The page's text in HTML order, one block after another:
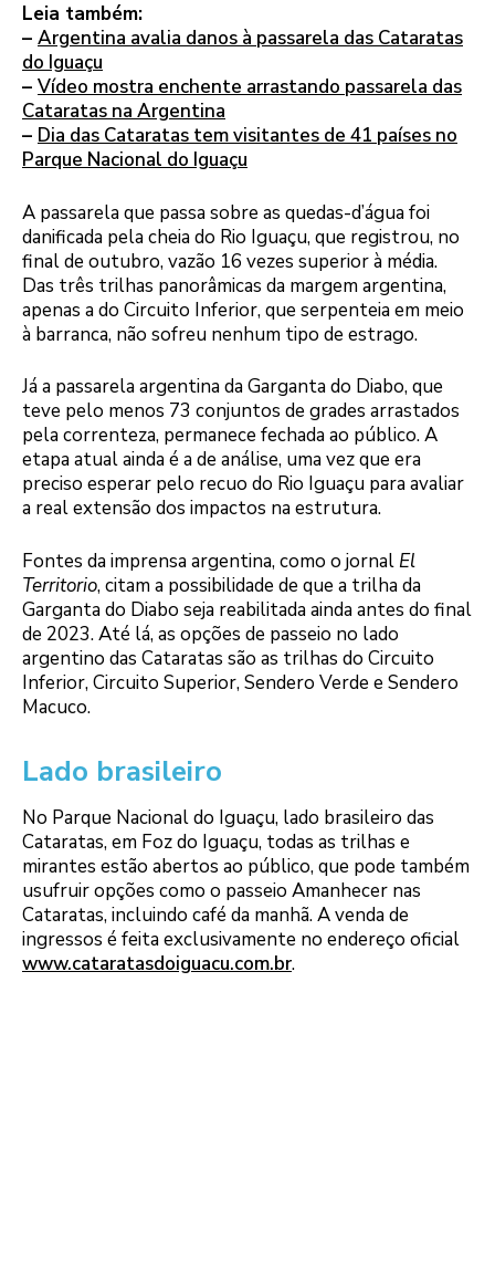
Leia também:
– Argentina avalia danos à passarela das Cataratas
do Iguaçu
– Vídeo mostra enchente arrastando passarela das
Cataratas na Argentina
– Dia das Cataratas tem visitantes de 41 países no
Parque Nacional do Iguaçu
A passarela que passa sobre as quedas-d’água foi
danificada pela cheia do Rio Iguaçu, que registrou, no
final de outubro, vazão 16 vezes superior à média.
Das três trilhas panorâmicas da margem argentina,
apenas a do Circuito Inferior, que serpenteia em meio
à barranca, não sofreu nenhum tipo de estrago.
Já a passarela argentina da Garganta do Diabo, que
teve pelo menos 73 conjuntos de grades arrastados
pela correnteza, permanece fechada ao público. A
etapa atual ainda é a de análise, uma vez que era
preciso esperar pelo recuo do Rio Iguaçu para avaliar
a real extensão dos impactos na estrutura.
Fontes da imprensa argentina, como o jornalEl
Territorio, citam a possibilidade de que a trilha da
Garganta do Diabo seja reabilitada ainda antes do final
de 2023. Até lá, as opções de passeio no lado
argentino das Cataratas são as trilhas do Circuito
Inferior, Circuito Superior, Sendero Verde e Sendero
Macuco.
Lado brasileiro
No Parque Nacional do Iguaçu, lado brasileiro das
Cataratas, em Foz do Iguaçu, todas as trilhas e
mirantes estão abertos ao público, que pode também
usufruir opções como o passeio Amanhecer nas
Cataratas, incluindo café da manhã. A venda de
ingressos é feita exclusivamente no endereço oficial
www.cataratasdoiguacu.com.br.